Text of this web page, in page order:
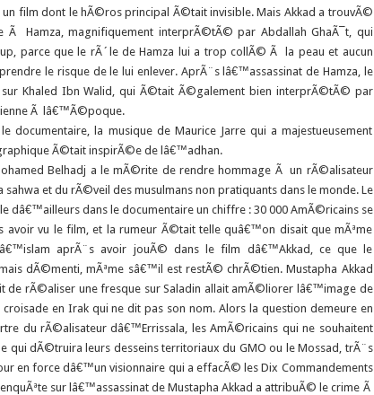
film dont le hÃ©ros principal Ã©tait invisible. Mais Akkad a trouvÃ©
Ã Hamza, magnifiquement interprÃ©tÃ© par Abdallah GhaÃ¯t, qui
parce que le rÃ´le de Hamza lui a trop collÃ© Ã la peau et aucun
le risque de le lui enlever. AprÃ¨s lâ€™assassinat de Hamza, le
Khaled Ibn Walid, qui Ã©tait Ã©galement bien interprÃ©tÃ© par
Ã lâ€™Ã©poque.
la musique de Maurice Jarre qui a majestueusement
Ã©tait inspirÃ©e de lâ€™adhan.
Belhadj a le mÃ©rite de rendre hommage Ã un rÃ©alisateur
et du rÃ©veil des musulmans non pratiquants dans le monde. Le
dâ€™ailleurs dans le documentaire un chiffre : 30 000 AmÃ©ricains se
avoir vu le film, et la rumeur Ã©tait telle quâ€™on disait que mÃªme
aprÃ¨s avoir jouÃ© dans le film dâ€™Akkad, ce que le
dÃ©menti, mÃªme sâ€™il est restÃ© chrÃ©tien. Mustapha Akkad
de rÃ©aliser une fresque sur Saladin allait amÃ©liorer lâ€™image de
en Irak qui ne dit pas son nom. Alors la question demeure en
du rÃ©alisateur dâ€™Errissala, les AmÃ©ricains qui ne souhaitent
qui dÃ©truira leurs desseins territoriaux du GMO ou le Mossad, trÃ¨s
en force dâ€™un visionnaire qui a effacÃ© les Dix Commandements
sur lâ€™assassinat de Mustapha Akkad a attribuÃ© le crime Ã